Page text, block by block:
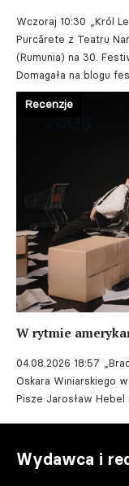
Wczoraj 10:30
„Król
Purcărete z Teatru
(Rumunia) na 30.
Domagała na blogu
W rytmie
04.08.2026 18:57
Oskara Winiarskiego
Pisze Jarosław
Recenzje
Wydawca i